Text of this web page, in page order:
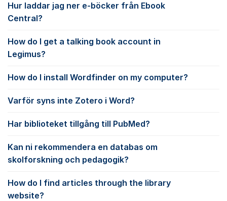
Hur laddar jag ner e-böcker från Ebook
Central?
How do I get a talking book account in
Legimus?
How do I install Wordfinder on my computer?
Varför syns inte Zotero i Word?
Har biblioteket tillgång till PubMed?
Kan ni rekommendera en databas om
skolforskning och pedagogik?
How do I find articles through the library
website?